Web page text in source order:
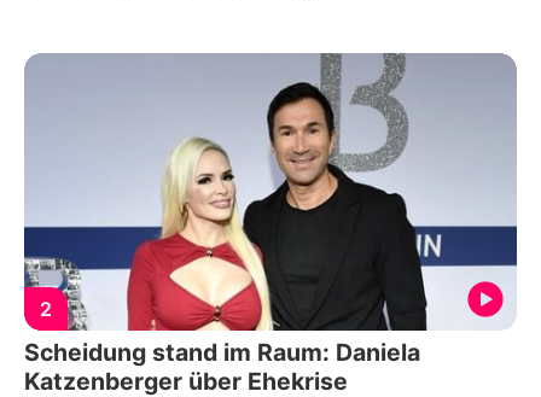
2
Scheidung stand im Raum: Daniela
Katzenberger über Ehekrise